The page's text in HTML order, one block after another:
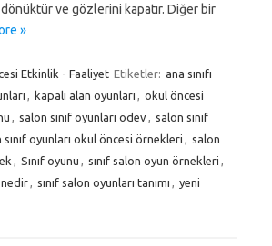
ve gözlerini kapatır. Diğer bir
»
Etkinlik - Faaliyet Etiketler: ana sınıfı
kapalı alan oyunları
okul öncesi
salon sinif oyunlari ödev
salon sınıf
sınıf oyunları okul öncesi örnekleri
salon
Sınıf oyunu sınıf salon oyun örnekleri
nedir
sınıf salon oyunları tanımı
yeni